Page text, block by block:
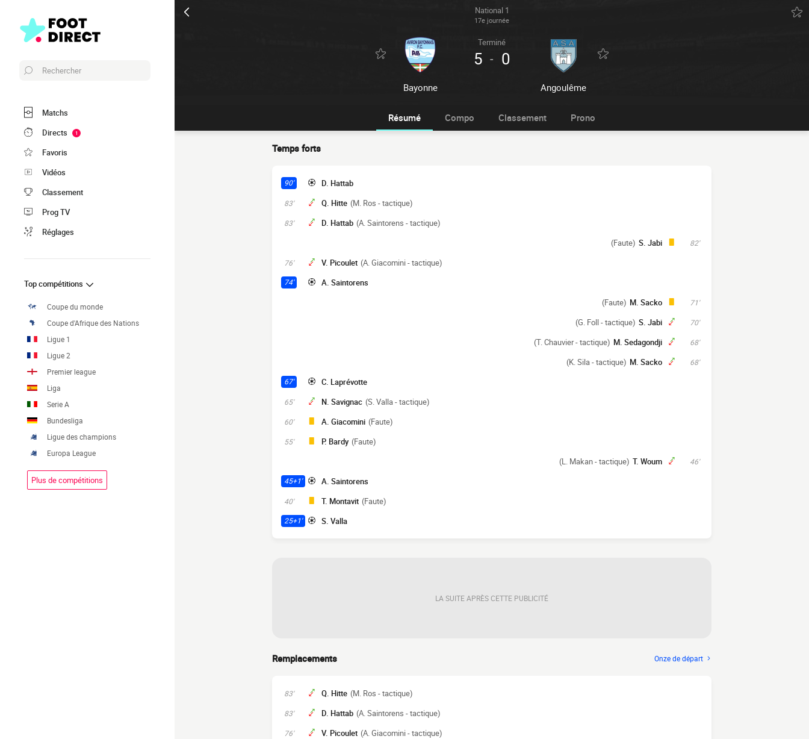
National 1
17e journée
Bayonne
Terminé
5 - 0
Angoulême
Rechercher
Matchs
Directs
1
Favoris
Vidéos
Classement
Prog TV
Réglages
Top compétitions
Coupe du monde
Coupe d'Afrique des Nations
Ligue 1
Ligue 2
Premier league
Liga
Serie A
Bundesliga
Ligue des champions
Europa League
Plus de compétitions
Résumé Compo Classement Prono
Temps forts
90' D. Hattab
83' Q. Hitte (M. Ros - tactique)
83' D. Hattab (A. Saintorens - tactique)
82'
S. Jabi
(Faute)
76' V. Picoulet (A. Giacomini - tactique)
74' A. Saintorens
71'
M. Sacko
(Faute)
70'
S. Jabi
(G. Foll - tactique)
68'
M. Sedagondji
(T. Chauvier - tactique)
68'
M. Sacko
(K. Sila - tactique)
67' C. Laprévotte
65' N. Savignac (S. Valla - tactique)
60' A. Giacomini (Faute)
55' P. Bardy (Faute)
46'
T. Woum
(L. Makan - tactique)
45+1' A. Saintorens
40' T. Montavit (Faute)
25+1' S. Valla
LA SUITE APRÈS CETTE PUBLICITÉ
Remplacements Onze de départ
83' Q. Hitte (M. Ros - tactique)
83' D. Hattab (A. Saintorens - tactique)
76' V. Picoulet (A. Giacomini - tactique)